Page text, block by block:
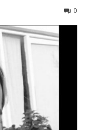
0